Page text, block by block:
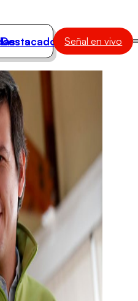
Destacados Señal en vivo